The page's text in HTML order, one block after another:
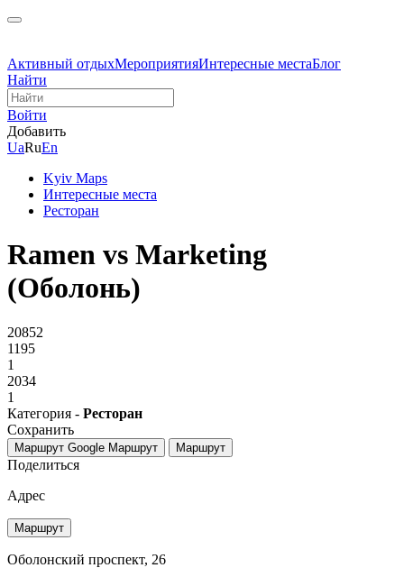
Активный отдыхМероприятияИнтересные местаБлог
Найти
Войти
Добавить
UaRuEn
Kyiv Maps
Интересные места
Ресторан
Ramen vs Marketing
(Оболонь)
20852
1195
1
2034
1
Категория - Ресторан
Сохранить
Маршрут Google Маршрут Маршрут
Поделиться
Адрес
Маршрут
Оболонский проспект, 26